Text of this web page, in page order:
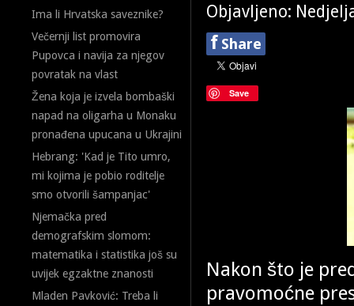
Ima li Hrvatska saveznike?
Večernji list promovira
Pupovca i navija za njegov
povratak na vlast
Žena koja je izvela bombaški
napad na oligarha u Monaku
pronađena upucana u Ukrajini
Hebrang: 'Kad je Tito umro,
mi kojima je pobio roditelje
smo otvorili šampanjac'
Njemačka pred
demografskim slomom:
matematika i statistika još su
uvijek egzaktne znanosti
Mladen Pavković: Treba li
Objavljeno:
f Share
Save
Nakon što je
pravomoćne